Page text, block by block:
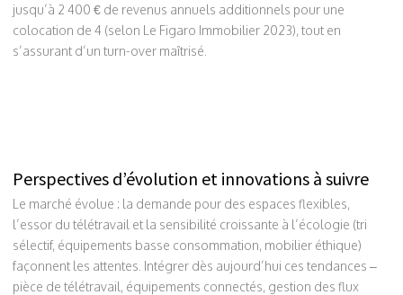
jusqu’à 2 400 € de revenus annuels additionnels pour une
colocation de 4 (selon Le Figaro Immobilier 2023), tout en
s’assurant d’un turn-over maîtrisé.
Perspectives d’évolution et innovations à suivre
Le marché évolue : la demande pour des espaces flexibles,
l’essor du télétravail et la sensibilité croissante à l’écologie (tri
sélectif, équipements basse consommation, mobilier éthique)
façonnent les attentes. Intégrer dès aujourd’hui ces tendances –
pièce de télétravail, équipements connectés, gestion des flux